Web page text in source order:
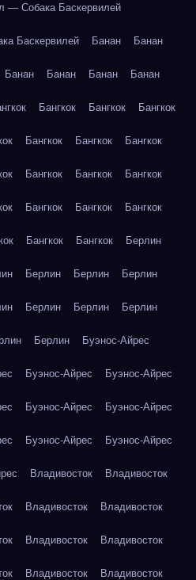
— Собака Баскервилей
Баскервилей Банан Банан
Банан Банан Банан Банан
Бангкок Бангкок Бангкок
Бангкок Бангкок Бангкок
Бангкок Бангкок Бангкок
Бангкок Бангкок Бангкок
Бангкок Бангкок Берлин
Берлин Берлин Берлин
Берлин Берлин Берлин
Берлин Буэнос-Айрес
Буэнос-Айрес Буэнос-Айрес
Буэнос-Айрес Буэнос-Айрес
Буэнос-Айрес Буэнос-Айрес
Владивосток Владивосток
Владивосток Владивосток
Владивосток Владивосток
Владивосток Владивосток